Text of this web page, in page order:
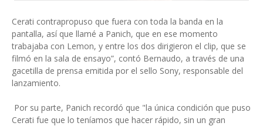
Cerati contrapropuso que fuera con toda la banda en la
pantalla, así que llamé a Panich, que en ese momento
trabajaba con Lemon, y entre los dos dirigieron el clip, que se
filmó en la sala de ensayo”, contó Bernaudo, a través de una
gacetilla de prensa emitida por el sello Sony, responsable del
lanzamiento.
Por su parte, Panich recordó que "la única condición que puso
Cerati fue que lo teníamos que hacer rápido, sin un gran